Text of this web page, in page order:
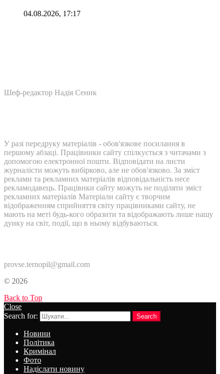
04.08.2026, 17:17
Шеф-редактор Надія Сеник
У разі передруку матеріалів - обов'язкове посилання в
першому абзаці. Працівники сайту спілкується з читачами з
допомогою електронної пошти. Відповідати на листи
журналісти можуть вибірково, але не обов'язково. За зміст
реклами та рекламних матеріалів відповідальність несе
рекламодавець. Працівнки сайту можуть не поділяти зміст
рекламних матеріалів Матеріали сайту є творчим
відображенням сприйняття світу працівниками сайту, не
мають на меті будь-кого образити та відображають лише нашу
дуику на світ, події, що в ньому відбуваються.
provse.ternopil@gmail.com
© 2026
Back to Top
Close
Search for:
Search
Новини
Політика
Кримінал
Фото
Надіслати новину